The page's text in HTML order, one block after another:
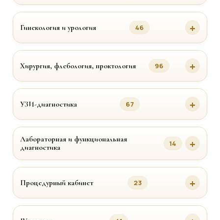
Гинекология и урология 46
Хирургия, флебология, проктология 96
УЗИ-диагностика 67
Лабораторная и функциональная
диагностика
14
Процедурный кабинет 23